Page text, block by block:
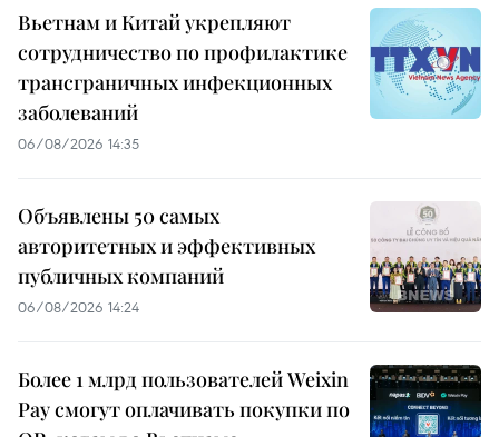
Вьетнам и Китай укрепляют
сотрудничество по профилактике
трансграничных инфекционных
заболеваний
06/08/2026 14:35
Объявлены 50 самых
авторитетных и эффективных
публичных компаний
06/08/2026 14:24
Более 1 млрд пользователей Weixin
Pay смогут оплачивать покупки по